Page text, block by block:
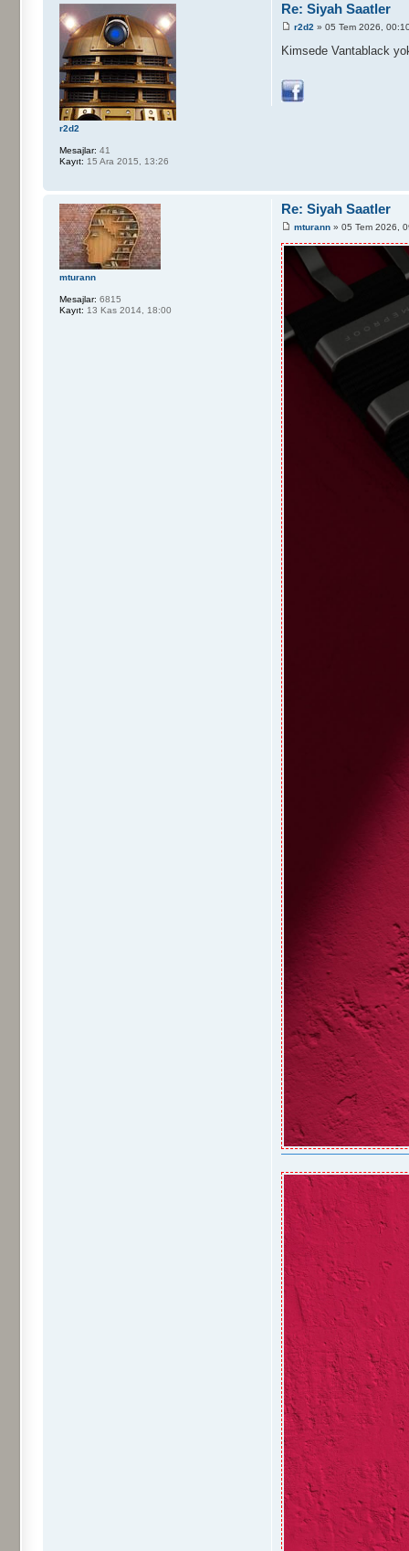
Re: Siyah Saatler
r2d2 » 05 Tem 2026,
Kimsede Vantablack
r2d2
Mesajlar: 41
Kayıt: 15 Ara 2015, 13:26
Re: Siyah Saatler
mturann » 05 Tem 2026,
mturann
Mesajlar: 6815
Kayıt: 13 Kas 2014, 18:00